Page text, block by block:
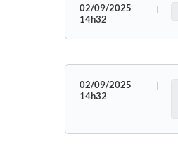
02/09/2025
14h32
02/09/2025
14h32